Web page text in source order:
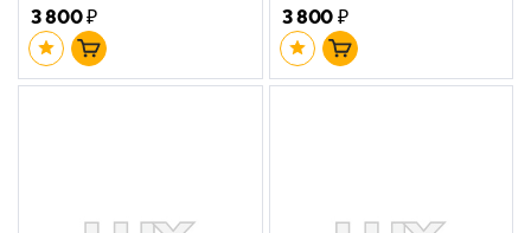
3 800₽ 3 800₽